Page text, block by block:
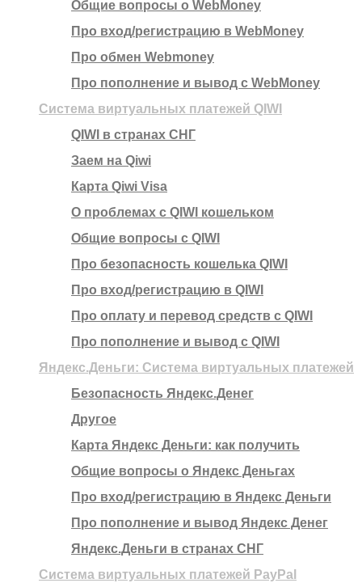
Общие вопросы о WebMoney
Про вход/регистрацию в WebMoney
Про обмен Webmoney
Про пополнение и вывод с WebMoney
Система виртуальных платежей QIWI
QIWI в странах СНГ
Заем на Qiwi
Карта Qiwi Visa
О проблемах с QIWI кошельком
Общие вопросы с QIWI
Про безопасность кошелька QIWI
Про вход/регистрацию в QIWI
Про оплату и перевод средств c QIWI
Про пополнение и вывод с QIWI
Яндекс.Деньги: Система виртуальных платежей
Безопасность Яндекс.Денег
Другое
Карта Яндекс Деньги: как получить
Общие вопросы о Яндекс Деньгах
Про вход/регистрацию в Яндекс Деньги
Про пополнение и вывод Яндекс Денег
Яндекс.Деньги в странах СНГ
Система виртуальных платежей PayPal